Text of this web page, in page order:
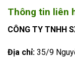
Thông tin liên
CÔNG TY TNHH
Địa chỉ: 35/9